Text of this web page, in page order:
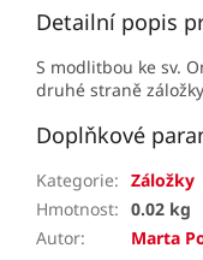
Detailní popis
S modlitbou ke sv.
druhé straně
Doplňkové
Kategorie: Záložky
Hmotnost: 0.02 kg
Autor: Marta